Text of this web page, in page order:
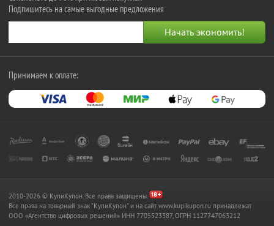
Подпишитесь на самые выгодные предложения
Принимаем к оплате:
2010-2026 © КупиКупон. Все права защищены.
Все права на товарный знак "КупиКупон" и на сайт www.kupikupon.ru принадлежат
OOO «Агентство цифровых решений» ИНН 7705523387, ОГРН 1127747063212